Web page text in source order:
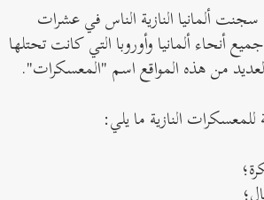
1933 و1945، سجنت ألمانيا النازية الناس في عشرات
أنحاء ألمانيا وأوروبا التي كانت تحتلها
من هذه المواقع اسم "المعسكرات".
النازية ما يلي: